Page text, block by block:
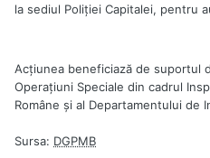
la sediul Poliţiei Capitalei, pentru
Acţiunea beneficiază de suportul
Operaţiuni Speciale din cadrul
Române şi al Departamentului de
Sursa: DGPMB